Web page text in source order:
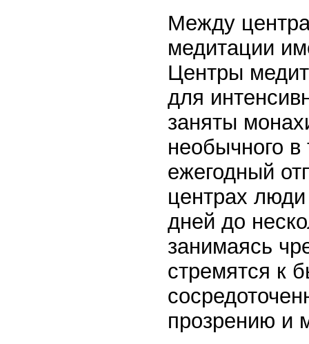
Между
медитации
Центры
для
заняты
необычного в
ежегодный
центрах
дней до
занимаясь
стремятся к
прозрению и